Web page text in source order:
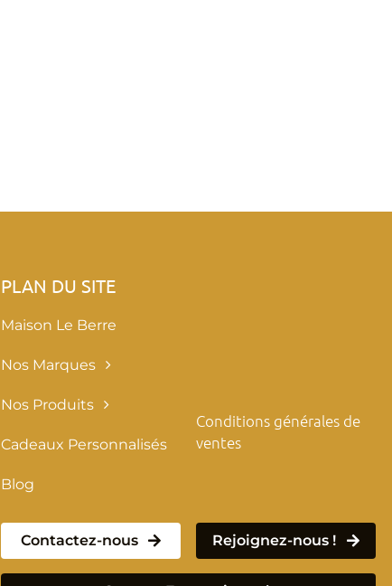
PLAN DU SITE
Maison Le Berre
Nos Marques
Nos Produits
Cadeaux Personnalisés
Blog
Conditions générales de
ventes
Contactez-nous Rejoignez-nous !